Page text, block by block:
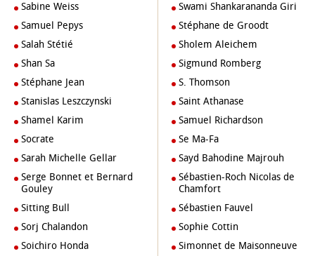
Sabine Weiss
Samuel Pepys
Salah Stétié
Shan Sa
Stéphane Jean
Stanislas Leszczynski
Shamel Karim
Socrate
Sarah Michelle Gellar
Serge Bonnet et Bernard
Gouley
Sitting Bull
Sorj Chalandon
Soichiro Honda
Swami Shankarananda Giri
Stéphane de Groodt
Sholem Aleichem
Sigmund Romberg
S. Thomson
Saint Athanase
Samuel Richardson
Se Ma-Fa
Sayd Bahodine Majrouh
Sébastien-Roch Nicolas de
Chamfort
Sébastien Fauvel
Sophie Cottin
Simonnet de Maisonneuve